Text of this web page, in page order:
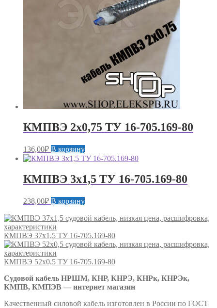
КМПВЭ 2х0,75 ТУ 16-705.169-80
136,00₽ В корзину
КМПВЭ 3х1,5 ТУ 16-705.169-80
238,00₽ В корзину
КМПВЭ 37х1,5 ТУ 16-705.169-80
КМПВЭ 52х0,5 ТУ 16-705.169-80
Судовой кабель НРШМ, КНР, КНРЭ, КНРк, КНРЭк,
КМПВ, КМПЭВ — интернет магазин
Качественный силовой кабель изготовлен в России по ГОСТ